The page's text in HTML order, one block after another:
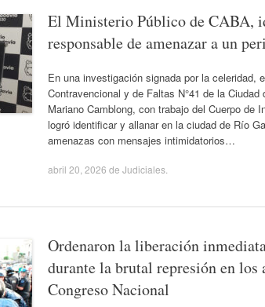
El Ministerio Público de CABA,
responsable de amenazar a un
En una investigación signada por la celeridad,
Contravencional y de Faltas N°41 de la
Mariano Camblong, con trabajo del Cuerpo de
logró identificar y allanar en la ciudad de Río
amenazas con mensajes intimidatorios…
abril 20, 2026 de Judiciales
Ordenaron la liberación
durante la brutal represión en los
Congreso Nacional